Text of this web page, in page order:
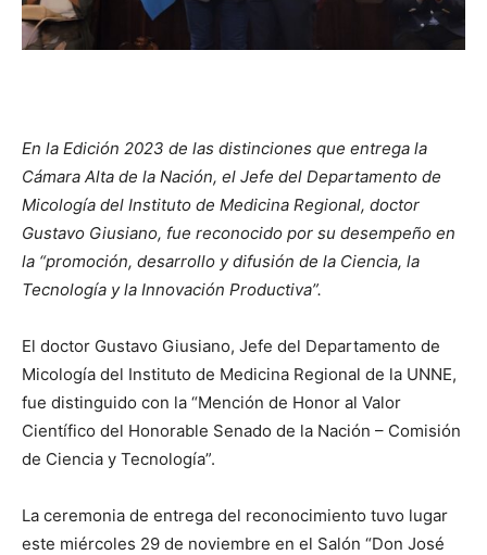
En la Edición 2023 de las distinciones que entrega la
Cámara Alta de la Nación, el Jefe del Departamento de
Micología del Instituto de Medicina Regional, doctor
Gustavo Giusiano, fue reconocido por su desempeño en
la “promoción, desarrollo y difusión de la Ciencia, la
Tecnología y la Innovación Productiva”.
El doctor Gustavo Giusiano, Jefe del Departamento de
Micología del Instituto de Medicina Regional de la UNNE,
fue distinguido con la “Mención de Honor al Valor
Científico del Honorable Senado de la Nación – Comisión
de Ciencia y Tecnología”.
La ceremonia de entrega del reconocimiento tuvo lugar
este miércoles 29 de noviembre en el Salón “Don José